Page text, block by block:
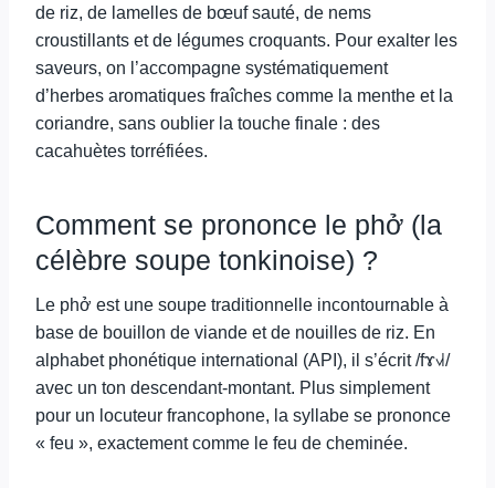
de riz, de lamelles de bœuf sauté, de nems
croustillants et de légumes croquants. Pour exalter les
saveurs, on l’accompagne systématiquement
d’herbes aromatiques fraîches comme la menthe et la
coriandre, sans oublier la touche finale : des
cacahuètes torréfiées.
Comment se prononce le phở (la
célèbre soupe tonkinoise) ?
Le phở est une soupe traditionnelle incontournable à
base de bouillon de viande et de nouilles de riz. En
alphabet phonétique international (API), il s’écrit /fɤ˧˩˧/
avec un ton descendant-montant. Plus simplement
pour un locuteur francophone, la syllabe se prononce
« feu », exactement comme le feu de cheminée.